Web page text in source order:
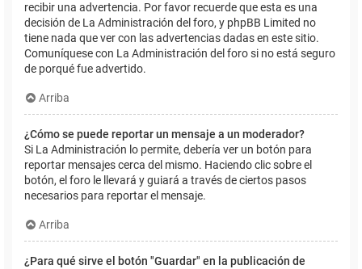
recibir una advertencia. Por favor recuerde que esta es una
decisión de La Administración del foro, y phpBB Limited no
tiene nada que ver con las advertencias dadas en este sitio.
Comuníquese con La Administración del foro si no está seguro
de porqué fue advertido.
Arriba
¿Cómo se puede reportar un mensaje a un moderador?
Si La Administración lo permite, debería ver un botón para
reportar mensajes cerca del mismo. Haciendo clic sobre el
botón, el foro le llevará y guiará a través de ciertos pasos
necesarios para reportar el mensaje.
Arriba
¿Para qué sirve el botón "Guardar" en la publicación de